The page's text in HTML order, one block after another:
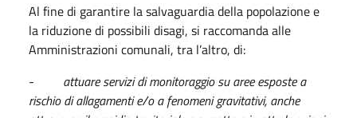
Al fine di garantire la salvaguardia della popolazione e
la riduzione di possibili disagi, si raccomanda alle
Amministrazioni comunali, tra l’altro, di:
- attuare servizi di monitoraggio su aree esposte a
rischio di allagamenti e/o a fenomeni gravitativi, anche